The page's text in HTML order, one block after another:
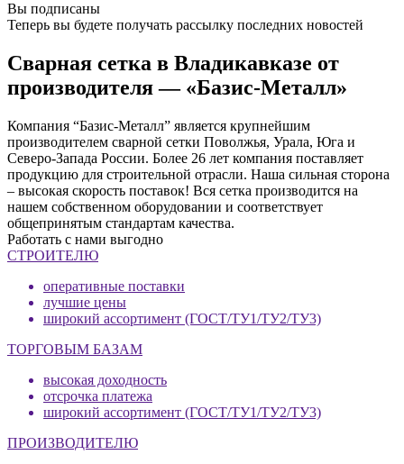
Вы подписаны
Теперь вы будете получать рассылку последних новостей
Сварная сетка в Владикавказе от
производителя — «Базис-Металл»
Компания “Базис-Металл” является крупнейшим
производителем сварной сетки Поволжья, Урала, Юга и
Северо-Запада России. Более 26 лет компания поставляет
продукцию для строительной отрасли. Наша сильная сторона
– высокая скорость поставок! Вся сетка производится на
нашем собственном оборудовании и соответствует
общепринятым стандартам качества.
Работать с нами выгодно
СТРОИТЕЛЮ
оперативные поставки
лучшие цены
широкий ассортимент (ГОСТ/ТУ1/ТУ2/ТУ3)
ТОРГОВЫМ БАЗАМ
высокая доходность
отсрочка платежа
широкий ассортимент (ГОСТ/ТУ1/ТУ2/ТУ3)
ПРОИЗВОДИТЕЛЮ